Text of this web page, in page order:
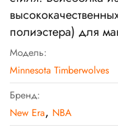
полиэстера) для
Модель:
Minnesota Timberwolves
Бренд:
New Era, NBA